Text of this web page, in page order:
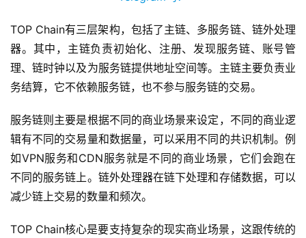
TOP Chain有三层架构，包括了主链、多服务链、链外处理
器。其中，主链负责初始化、注册、发现服务链、账号管
理、链时钟以及为服务链提供地址空间等。主链主要负责业
务结算，它不依赖服务链，也不参与服务链的交易。
服务链则主要是根据不同的商业场景来设定，不同的商业逻
辑有不同的交易量和数据量，可以采用不同的共识机制。例
如VPN服务和CDN服务就是不同的商业场景，它们会跑在
不同的服务链上。链外处理器在链下处理和存储数据，可以
减少链上交易的数量和频次。
TOP Chain核心是要支持复杂的现实商业场景，这跟传统的